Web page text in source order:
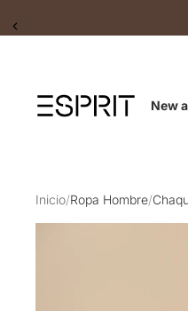
New
Inicio/Ropa Hombre/